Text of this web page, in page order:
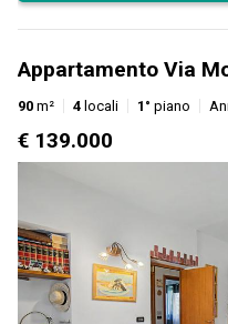
Appartamento Via
90 m² 4 locali 1° piano
€ 139.000